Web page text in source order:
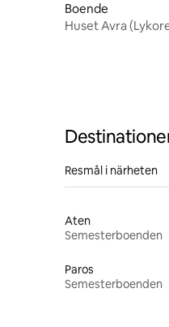
Boende
Huset Avra
Resmål i närheten
Aten
Semesterboenden
Paros
Semesterboenden